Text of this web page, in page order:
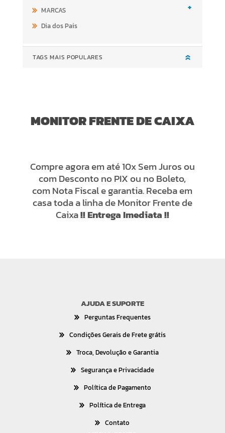
MARCAS +
Dia dos Pais
TAGS MAIS POPULARES
MONITOR FRENTE DE CAIXA
Compre agora em até 10x Sem Juros ou
com Desconto no PIX ou no Boleto,
com Nota Fiscal e garantia. Receba em
casa toda a linha de Monitor Frente de
Caixa!! Entrega Imediata !!
AJUDA E SUPORTE
Perguntas Frequentes
Condições Gerais de Frete grátis
Troca, Devolução e Garantia
Segurança e Privacidade
Política de Pagamento
Política de Entrega
Contato